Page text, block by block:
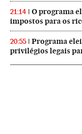
21:14
O programa
impostos para os
20:55
Programa
privilégios legais